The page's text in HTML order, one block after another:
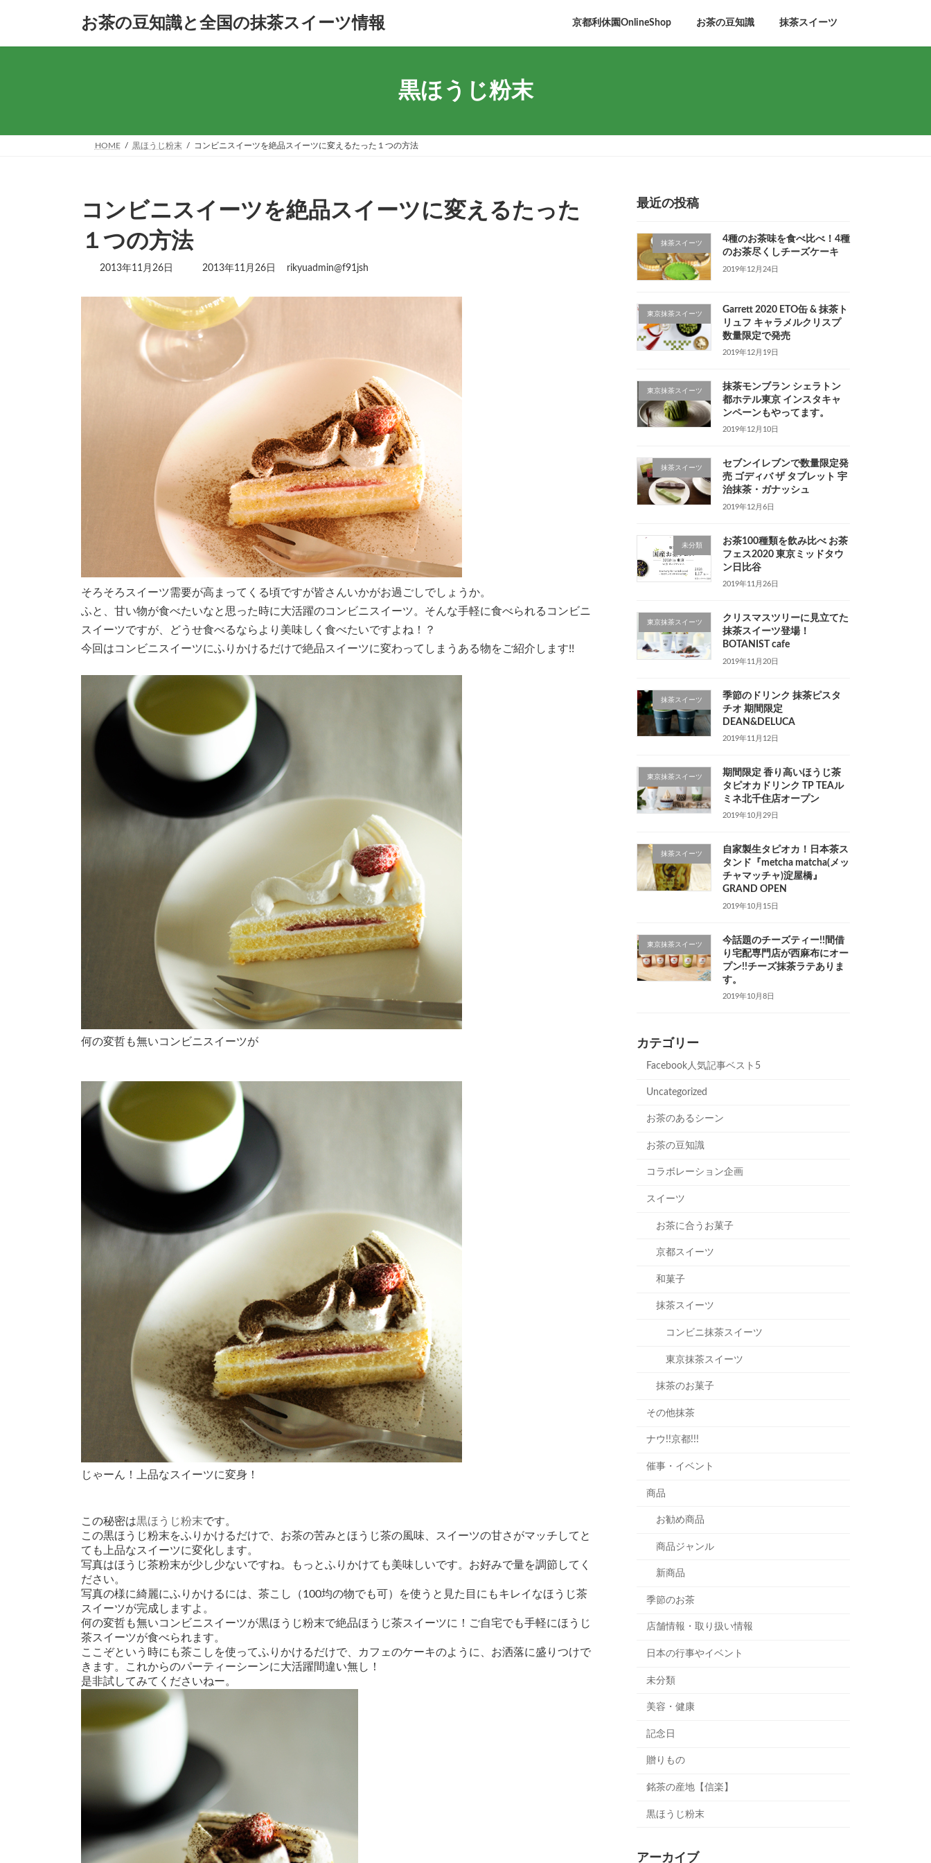
ン
プ
ー
動
お茶の豆知識と全国の抹茶スイーツ情報 京都利休園OnlineShop お茶の豆知識 抹茶スイーツ
黒ほうじ粉末
HOME 黒ほうじ粉末 コンビニスイーツを絶品スイーツに変えるたった１つの方法
コンビニスイーツを絶品スイーツに変えるたった
１つの方法
2013年11月26日
最
新
日
時
:
2013年11月26日 rikyuadmin@f91jsh
そろそろスイーツ需要が高まってくる頃ですが皆さんいかがお過ごしでしょうか。
ふと、甘い物が食べたいなと思った時に大活躍のコンビニスイーツ。そんな手軽に食べられるコンビニ
スイーツですが、どうせ食べるならより美味しく食べたいですよね！？
今回はコンビニスイーツにふりかけるだけで絶品スイーツに変わってしまうある物をご紹介します!!
何の変哲も無いコンビニスイーツが
じゃーん！上品なスイーツに変身！
この秘密は黒ほうじ粉末です。
この黒ほうじ粉末をふりかけるだけで、お茶の苦みとほうじ茶の風味、スイーツの甘さがマッチしてと
ても上品なスイーツに変化します。
写真はほうじ茶粉末が少し少ないですね。もっとふりかけても美味しいです。お好みで量を調節してく
ださい。
写真の様に綺麗にふりかけるには、茶こし（100均の物でも可）を使うと見た目にもキレイなほうじ茶
スイーツが完成しますよ。
何の変哲も無いコンビニスイーツが黒ほうじ粉末で絶品ほうじ茶スイーツに！ご自宅でも手軽にほうじ
茶スイーツが食べられます。
ここぞという時にも茶こしを使ってふりかけるだけで、カフェのケーキのように、お洒落に盛りつけで
きます。これからのパーティーシーンに大活躍間違い無し！
是非試してみてくださいねー。
最近の投稿
抹茶スイーツ
4種のお茶味を食べ比べ！4種
のお茶尽くしチーズケーキ
2019年12月24日
東京抹茶スイーツ
Garrett 2020 ETO缶 & 抹茶ト
リュフ キャラメルクリスプ
数量限定で発売
2019年12月19日
東京抹茶スイーツ
抹茶モンブラン シェラトン
都ホテル東京 インスタキャ
ンペーンもやってます。
2019年12月10日
抹茶スイーツ
セブンイレブンで数量限定発
売 ゴディバ ザ タブレット 宇
治抹茶・ガナッシュ
2019年12月6日
未分類
お茶100種類を飲み比べ お茶
フェス2020 東京ミッドタウ
ン日比谷
2019年11月26日
東京抹茶スイーツ
クリスマスツリーに見立てた
抹茶スイーツ登場！
BOTANIST cafe
2019年11月20日
抹茶スイーツ
季節のドリンク 抹茶ピスタ
チオ 期間限定
DEAN&DELUCA
2019年11月12日
東京抹茶スイーツ
期間限定 香り高いほうじ茶
タピオカドリンク TP TEAル
ミネ北千住店オープン
2019年10月29日
抹茶スイーツ
自家製生タピオカ！日本茶ス
タンド『metcha matcha(メッ
チャマッチャ)淀屋橋』
GRAND OPEN
2019年10月15日
東京抹茶スイーツ
今話題のチーズティー!!間借
り宅配専門店が西麻布にオー
プン!!チーズ抹茶ラテありま
す。
2019年10月8日
カテゴリー
Facebook人気記事ベスト5
Uncategorized
お茶のあるシーン
お茶の豆知識
コラボレーション企画
スイーツ
お茶に合うお菓子
京都スイーツ
和菓子
抹茶スイーツ
コンビニ抹茶スイーツ
東京抹茶スイーツ
抹茶のお菓子
その他抹茶
ナウ!!京都!!!
催事・イベント
商品
お勧め商品
商品ジャンル
新商品
季節のお茶
店舗情報・取り扱い情報
日本の行事やイベント
未分類
美容・健康
記念日
贈りもの
銘茶の産地【信楽】
黒ほうじ粉末
アーカイブ